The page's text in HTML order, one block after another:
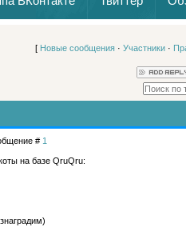
[ Новые сообщения· Участники·
# 1
на базе QruQru: